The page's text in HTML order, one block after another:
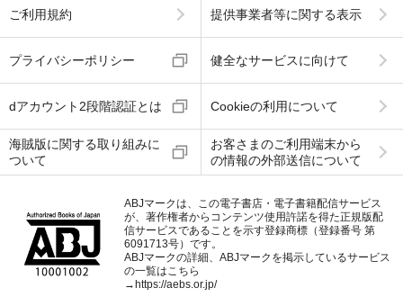
ご利用規約 提供事業者等に関する表示
プライバシーポリシー 健全なサービスに向けて
dアカウント2段階認証とは Cookieの利用について
海賊版に関する取り組みに
ついて
お客さまのご利用端末から
の情報の外部送信について
ABJマークは、この電子書店・電子書籍配信サービス
が、著作権者からコンテンツ使用許諾を得た正規版配
信サービスであることを示す登録商標（登録番号 第
6091713号）です。
ABJマークの詳細、ABJマークを掲示しているサービス
の一覧はこちら
→ https://aebs.or.jp/